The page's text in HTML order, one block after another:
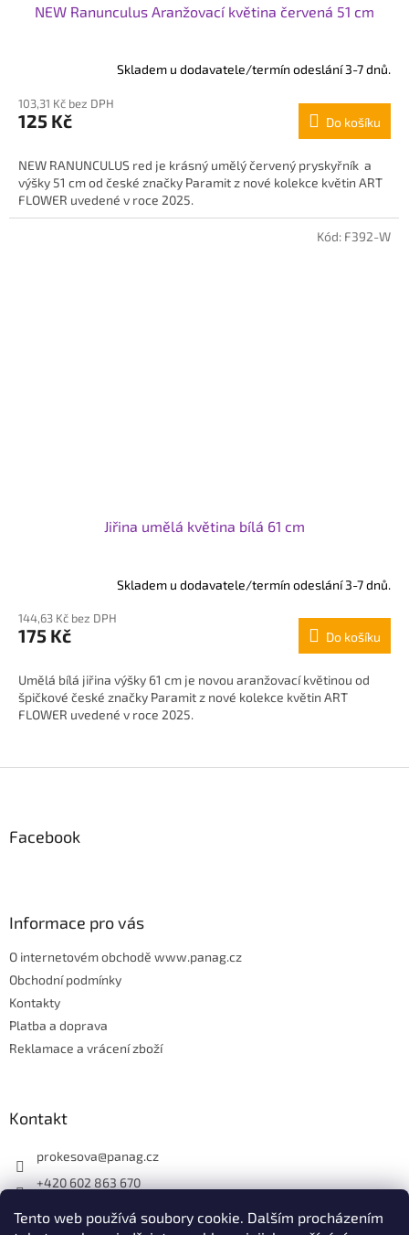
Tento web používá soubory cookie. Dalším procházením
NEW Ranunculus Aranžovací květina červená 51 cm
Skladem u dodavatele/termín odeslání 3-7 dnů.
103,31 Kč bez DPH
125 Kč Do košíku
NEW RANUNCULUS red je krásný umělý červený pryskyřník a
výšky 51 cm od české značky Paramit z nové kolekce květin ART
FLOWER uvedené v roce 2025.
Jiřina umělá květina bílá 61 cm
Skladem u dodavatele/termín odeslání 3-7 dnů.
144,63 Kč bez DPH
175 Kč Do košíku
Umělá bílá jiřina výšky 61 cm je novou aranžovací květinou od
špičkové české značky Paramit z nové kolekce květin ART
FLOWER uvedené v roce 2025.
Kód: F392-W
p
aFacebook
Informace pro vás
O internetovém obchodě www.panag.cz
Obchodní podmínky
Kontakty
Platba a doprava
Reklamace a vrácení zboží
Kontakt
prokesova@panag.cz
+420 602 863 670